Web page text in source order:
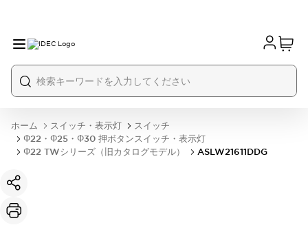
ホーム スイッチ・表示灯
スイッチ
Φ22・Φ25・Φ30 押ボタンスイッチ・表示灯
Φ22 TWシリーズ（旧カタログモデル）
ASLW21611DDG